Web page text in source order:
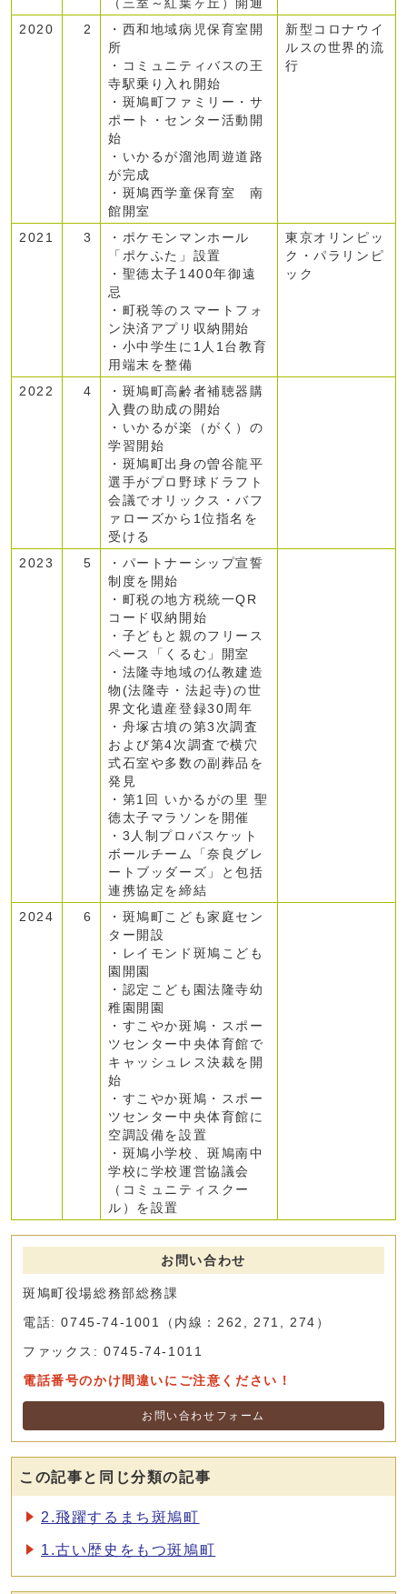
（三室～紅葉ヶ丘）開通
2020
2
・西和地域病児保育室開
所
・コミュニティバスの王
寺駅乗り入れ開始
・斑鳩町ファミリー・サ
ポート・センター活動開
始
・いかるが溜池周遊道路
が完成
・斑鳩西学童保育室 南
館開室
新型コロナウイ
ルスの世界的流
行
2021 3
・ポケモンマンホール
「ポケふた」設置
・聖徳太子1400年御遠
忌
・町税等のスマートフォ
ン決済アプリ収納開始
・小中学生に1人1台教育
用端末を整備
東京オリンピッ
ク・パラリンピ
ック
2022 4
・斑鳩町高齢者補聴器購
入費の助成の開始
・いかるが楽（がく）の
学習開始
・斑鳩町出身の曽谷龍平
選手がプロ野球ドラフト
会議でオリックス・バフ
ァローズから1位指名を
受ける
2023
5
・パートナーシップ宣誓
制度を開始
・町税の地方税統一QR
コード収納開始
・子どもと親のフリース
ペース「くるむ」開室
・法隆寺地域の仏教建造
物(法隆寺・法起寺)の世
界文化遺産登録30周年
・舟塚古墳の第3次調査
および第4次調査で横穴
式石室や多数の副葬品を
発見
・第1回 いかるがの里 聖
徳太子マラソンを開催
・3人制プロバスケット
ボールチーム「奈良グレ
ートブッダーズ」と包括
連携協定を締結
2024
6
・斑鳩町こども家庭セン
ター開設
・レイモンド斑鳩こども
園開園
・認定こども園法隆寺幼
稚園開園
・すこやか斑鳩・スポー
ツセンター中央体育館で
キャッシュレス決裁を開
始
・すこやか斑鳩・スポー
ツセンター中央体育館に
空調設備を設置
・斑鳩小学校、斑鳩南中
学校に学校運営協議会
（コミュニティスクー
ル）を設置
お問い合わせ
斑鳩町役場総務部総務課
電話: 0745-74-1001（内線：262, 271, 274）
ファックス: 0745-74-1011
電話番号のかけ間違いにご注意ください！
お問い合わせフォーム
この記事と同じ分類の記事
2.飛躍するまち斑鳩町
1.古い歴史をもつ斑鳩町